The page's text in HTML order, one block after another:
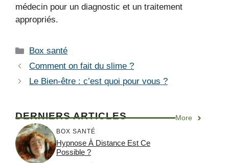
médecin pour un diagnostic et un traitement
appropriés.
Catégories
Box santé
Comment on fait du slime ?
Le Bien-être : c’est quoi pour vous ?
DERNIERS ARTICLES More
BOX SANTÉ
Hypnose À Distance Est Ce
Possible ?